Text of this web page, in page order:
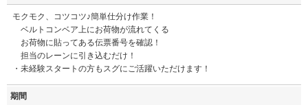
モクモク、コツコツ♪簡単仕分け作業！
ベルトコンベア上にお荷物が流れてくる
お荷物に貼ってある伝票番号を確認！
担当のレーンに引き込むだけ！
・未経験スタートの方もスグにご活躍いただけます！
期間